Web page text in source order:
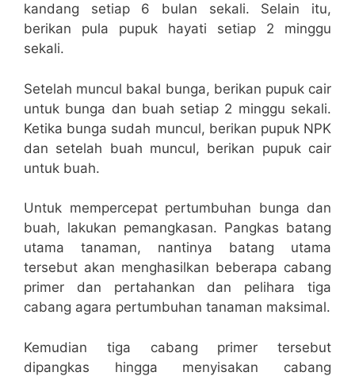
kandang setiap 6 bulan sekali. Selain itu,
berikan pula pupuk hayati setiap 2 minggu
sekali.
Setelah muncul bakal bunga, berikan pupuk cair
untuk bunga dan buah setiap 2 minggu sekali.
Ketika bunga sudah muncul, berikan pupuk NPK
dan setelah buah muncul, berikan pupuk cair
untuk buah.
Untuk mempercepat pertumbuhan bunga dan
buah, lakukan pemangkasan. Pangkas batang
utama tanaman, nantinya batang utama
tersebut akan menghasilkan beberapa cabang
primer dan pertahankan dan pelihara tiga
cabang agara pertumbuhan tanaman maksimal.
Kemudian tiga cabang primer tersebut
dipangkas hingga menyisakan cabang